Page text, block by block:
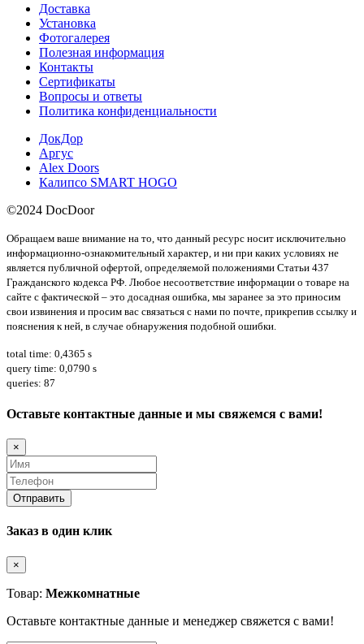
Доставка
Установка
Фотогалерея
Полезная информация
Контакты
Сертификаты
Вопросы и ответы
Политика конфиденциальности
ДокДор
Аргус
Alex Doors
Калипсо SMART HOGO
©2024 DocDoor
Обращаем ваше внимание на то, что данный ресурс носит исключительно
информационно-ознакомительный характер, и ни при каких условиях не
является публичной офертой, определяемой положениями Статьи 437
Гражданского кодекса РФ. Любое несоответствие информации о товаре на
сайте с фактической – это досадная ошибка, мы заранее за это приносим
свои извинения и просим вас связаться с нами по почте, прикрепив ссылку и
пояснения к ней, в случае обнаружения подобной ошибки.
total time: 0,4365 s
query time: 0,0790 s
queries: 87
Оставьте контактные данные и мы свяжемся с вами!
×
Заказ в один клик
×
Товар: Межкомнатные
Оставьте контактные данные и менеджер свяжется с вами!